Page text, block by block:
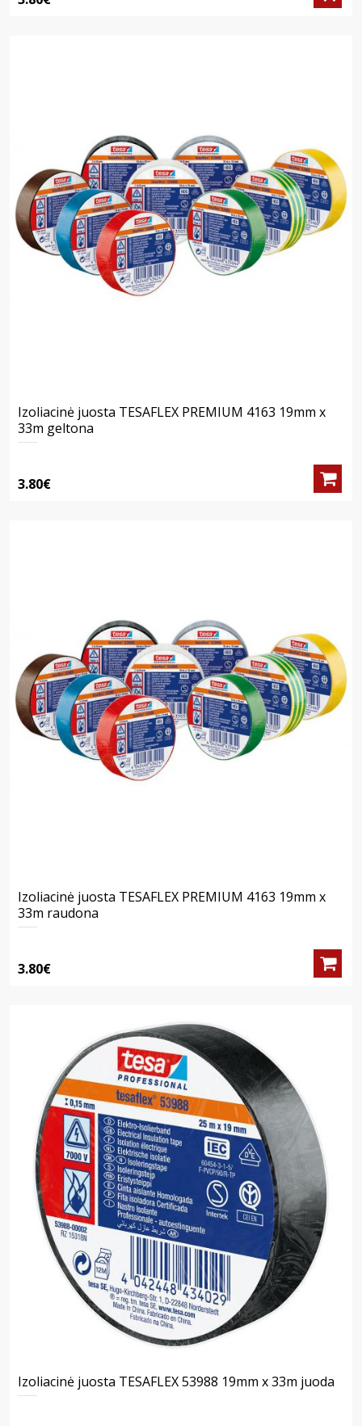
Izoliacinė juosta TESAFLEX PREMIUM 4163 19mm x
33m geltona
3.80€
Izoliacinė juosta TESAFLEX PREMIUM 4163 19mm x
33m raudona
3.80€
Izoliacinė juosta TESAFLEX 53988 19mm x 33m juoda